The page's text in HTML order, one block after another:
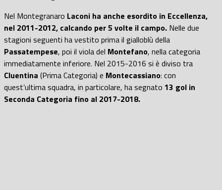
Nel Montegranaro Laconi ha anche esordito in Eccellenza,
nel 2011-2012, calcando per 5 volte il campo. Nelle due
stagioni seguenti ha vestito prima il gialloblù della
Passatempese, poi il viola del Montefano, nella categoria
immediatamente inferiore. Nel 2015-2016 si è diviso tra
Cluentina (Prima Categoria) e Montecassiano: con
quest’ultima squadra, in particolare, ha segnato 13 gol in
Seconda Categoria fino al 2017-2018.